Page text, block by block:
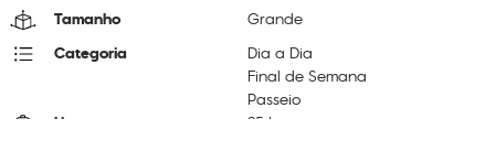
Tamanho Grande
Categoria
Dia a Dia
Final de Semana
Passeio
Litragem 25 L